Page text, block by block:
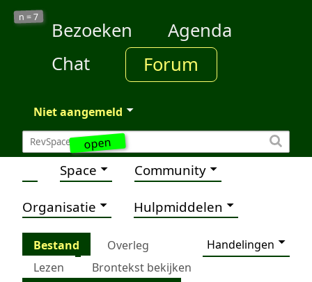
open
n =7
Bezoeken
Agenda
Chat
Forum
Niet aangemeld
Space Community
Organisatie Hulpmiddelen
Bestand Overleg
Handelingen
Lezen
Brontekst bekijken